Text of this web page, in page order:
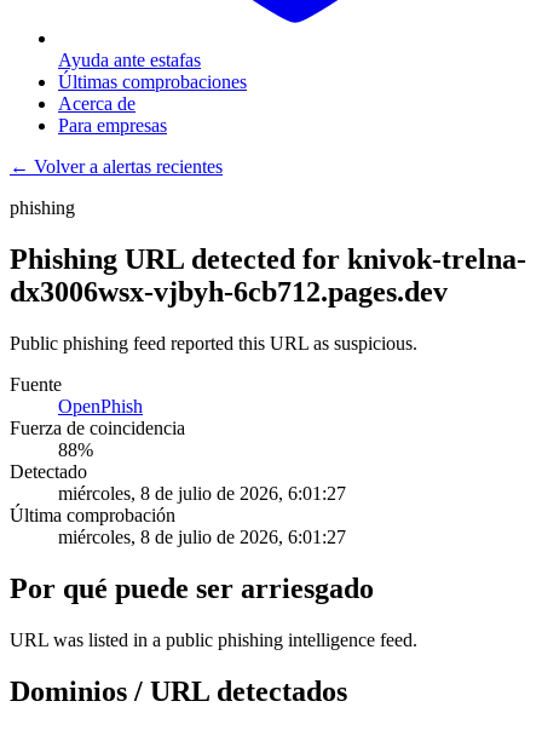
Ayuda ante estafas
Últimas comprobaciones
Acerca de
Para empresas
← Volver a alertas recientes
phishing
Phishing URL detected for knivok-trelna-
dx3006wsx-vjbyh-6cb712.pages.dev
Public phishing feed reported this URL as suspicious.
Fuente
OpenPhish
Fuerza de coincidencia
88%
Detectado
miércoles, 8 de julio de 2026, 6:01:27
Última comprobación
miércoles, 8 de julio de 2026, 6:01:27
Por qué puede ser arriesgado
URL was listed in a public phishing intelligence feed.
Dominios / URL detectados